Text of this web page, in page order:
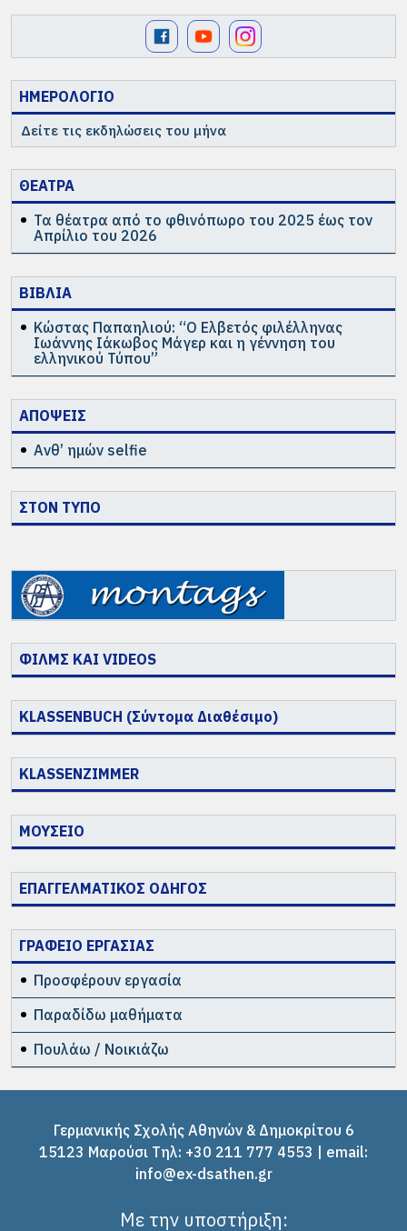
ΗΜΕΡΟΛΟΓΙΟ
Δείτε τις εκδηλώσεις του μήνα
ΘΕΑΤΡΑ
Τα θέατρα από το φθινόπωρο του 2025 έως τον
Απρίλιο του 2026
ΒΙΒΛΙΑ
Κώστας Παπαηλιού: “Ο Ελβετός φιλέλληνας
Ιωάννης Ιάκωβος Μάγερ και η γέννηση του
ελληνικού Τύπου”
ΑΠΟΨΕΙΣ
Ανθ’ ημών selfie
ΣΤΟΝ ΤΥΠΟ
ΦΙΛΜΣ ΚΑΙ VIDEOS
KLASSENBUCH (Σύντομα Διαθέσιμο)
KLASSENZIMMER
ΜΟΥΣΕΙΟ
ΕΠΑΓΓΕΛΜΑΤΙΚΟΣ ΟΔΗΓΟΣ
ΓΡΑΦΕΙΟ ΕΡΓΑΣΙΑΣ
Προσφέρουν εργασία
Παραδίδω μαθήματα
Πουλάω / Νοικιάζω
Γερμανικής Σχολής Αθηνών & Δημοκρίτου 6
15123 Μαρούσι Tηλ: +30 211 777 4553 | email:
info@ex-dsathen.gr
Με την υποστήριξη: